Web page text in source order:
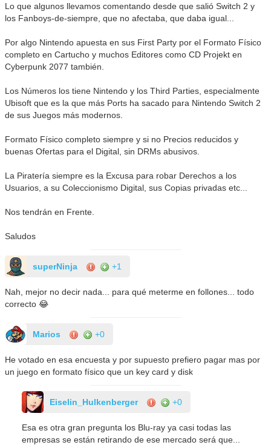
Lo que algunos llevamos comentando desde que salió Switch 2 y
los Fanboys-de-siempre, que no afectaba, que daba igual...
Por algo Nintendo apuesta en sus First Party por el Formato Físico
completo en Cartucho y muchos Editores como CD Projekt en
Cyberpunk 2077 también.
Los Números los tiene Nintendo y los Third Parties, especialmente
Ubisoft que es la que más Ports ha sacado para Nintendo Switch 2
de sus Juegos más modernos.
Formato Físico completo siempre y si no Precios reducidos y
buenas Ofertas para el Digital, sin DRMs abusivos.
La Piratería siempre es la Excusa para robar Derechos a los
Usuarios, a su Coleccionismo Digital, sus Copias privadas etc...
Nos tendrán en Frente.
Saludos
superNinja +1
Nah, mejor no decir nada... para qué meterme en follones... todo
correcto 😂
Marios +0
He votado en esa encuesta y por supuesto prefiero pagar mas por
un juego en formato físico que un key card y disk
Eiselin_Hulkenberger +0
Esa es otra gran pregunta los Blu-ray ya casi todas las
empresas se están retirando de ese mercado será que...